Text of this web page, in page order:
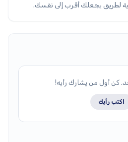
لطريق يجعلك أقرب إلى نفسك.
كن أول من يشارك رأيه!
اكتب رأيك